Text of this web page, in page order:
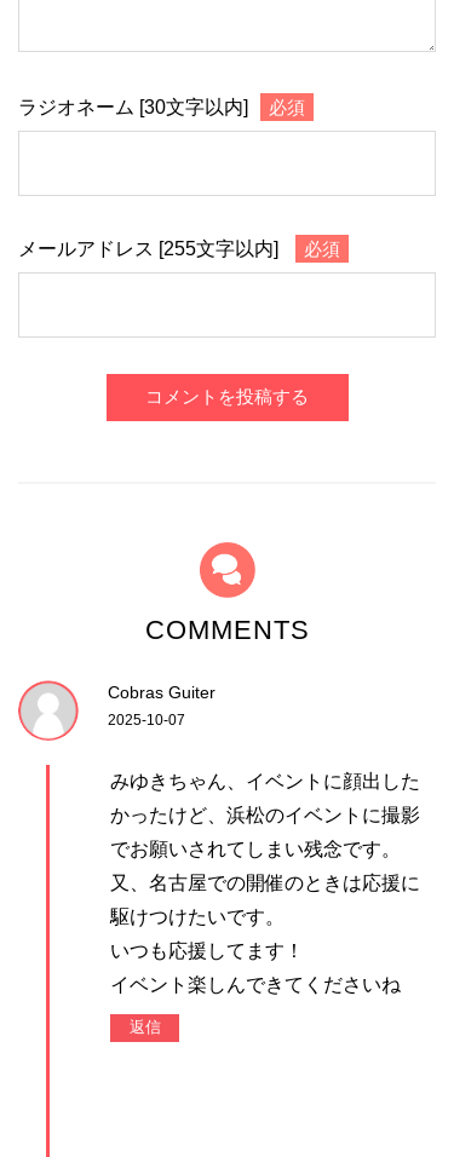
ラジオネーム [30文字以内] 必須
メールアドレス [255文字以内] 必須
コメントを投稿する
COMMENTS
Cobras Guiter
2025-10-07
みゆきちゃん、イベントに顔出した
かったけど、浜松のイベントに撮影
でお願いされてしまい残念です。
又、名古屋での開催のときは応援に
駆けつけたいです。
いつも応援してます！
イベント楽しんできてくださいね
返信